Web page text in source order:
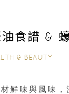
食譜 &
& BEAUTY
鮮味與風味，